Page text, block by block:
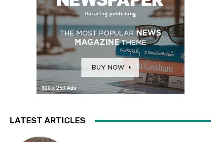
LATEST ARTICLES